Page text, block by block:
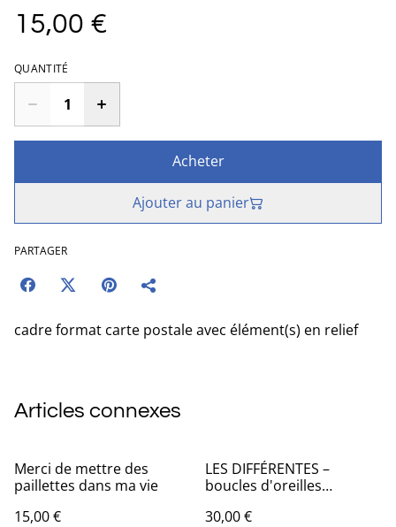
15,00 €
QUANTITÉ
Acheter
Ajouter au panier
PARTAGER
cadre format carte postale avec élément(s) en relief
Articles connexes
Merci de mettre des
paillettes dans ma vie
15,00 €
LES DIFFÉRENTES –
boucles d'oreilles
30,00 €